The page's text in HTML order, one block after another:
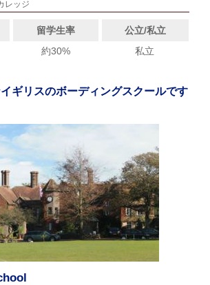
レッジ
留学生率
公立/私立
約30% 私立
ギリスのボーディングスクールです